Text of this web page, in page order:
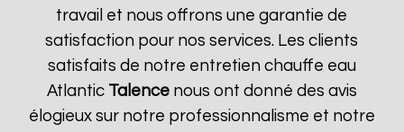
travail et nous offrons une garantie de
satisfaction pour nos services. Les clients
satisfaits de notre entretien chauffe eau
Atlantic Talencenous ont donné des avis
élogieux sur notre professionnalisme et notre